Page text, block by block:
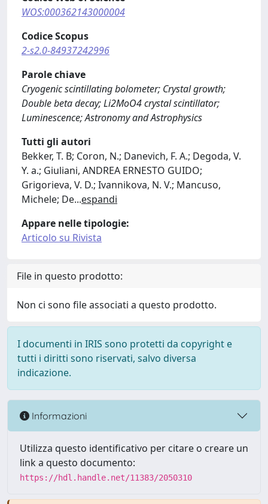
WOS:000362143000004
Codice Scopus
2-s2.0-84937242996
Parole chiave
Cryogenic scintillating bolometer; Crystal growth;
Double beta decay; Li2MoO4 crystal scintillator;
Luminescence; Astronomy and Astrophysics
Tutti gli autori
Bekker, T. B; Coron, N.; Danevich, F. A.; Degoda, V.
Y. a.; Giuliani, ANDREA ERNESTO GUIDO;
Grigorieva, V. D.; Ivannikova, N. V.; Mancuso,
Michele; De...espandi
Appare nelle tipologie:
Articolo su Rivista
File in questo prodotto:
Non ci sono file associati a questo prodotto.
I documenti in IRIS sono protetti da copyright e
tutti i diritti sono riservati, salvo diversa
indicazione.
Informazioni
Utilizza questo identificativo per citare o creare un
link a questo documento:
https://hdl.handle.net/11383/2050310